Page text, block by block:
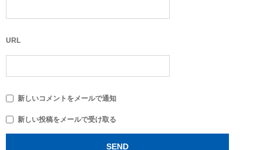
URL
新しいコメントをメールで通知
新しい投稿をメールで受け取る